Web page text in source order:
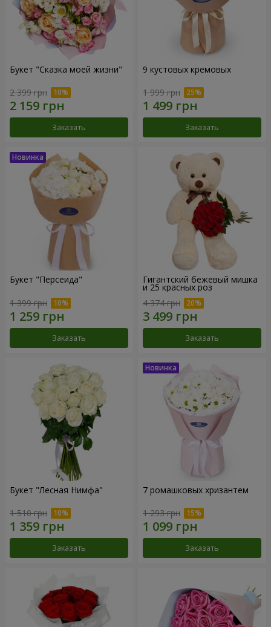
Букет "Сказка моей жизни"
2 399 грн
Заказать
9 кустовых кремовых
1 999 грн
Заказать
Букет "Персеида"
1 399 грн
Заказать
Гигантский бежевый мишка
и 25 красных роз
4 374 грн
Заказать
Букет "Лесная Нимфа"
1 510 грн
Заказать
7 ромашковых хризантем
1 293 грн
Заказать